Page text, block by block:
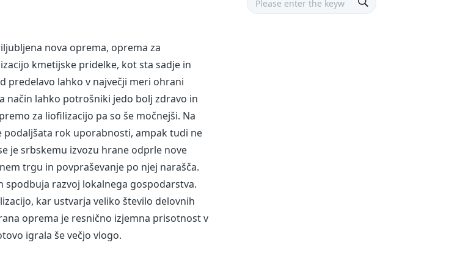
nova oprema, oprema za
kmetijske pridelke, kot sta sadje in
predelavo lahko v največji meri ohrani
način lahko potrošniki jedo bolj zdravo in
za liofilizacijo pa so še močnejši. Na
podaljšata rok uporabnosti, ampak tudi ne
je srbskemu izvozu hrane odprle nove
trgu in povpraševanje po njej narašča.
spodbuja razvoj lokalnega gospodarstva.
kar ustvarja veliko število delovnih
oprema je resnično izjemna prisotnost v
igrala še večjo vlogo.